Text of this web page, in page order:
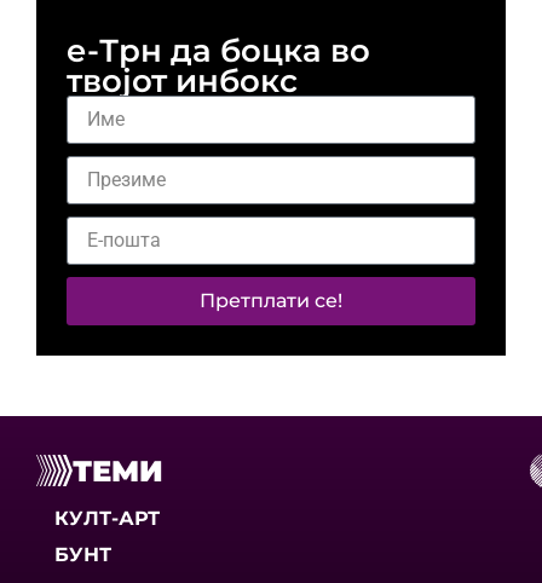
е-Трн да боцка во
твојот инбокс
Претплати се!
ТЕМИ
КУЛТ-АРТ
БУНТ